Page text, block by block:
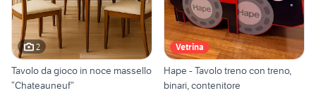
2
Tavolo da gioco in noce massello
“Chateauneuf”
Vetrina
Hape - Tavolo treno con treno,
binari, contenitore